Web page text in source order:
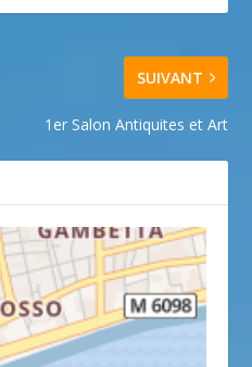
SUIVANT
1er Salon Antiquites et Art